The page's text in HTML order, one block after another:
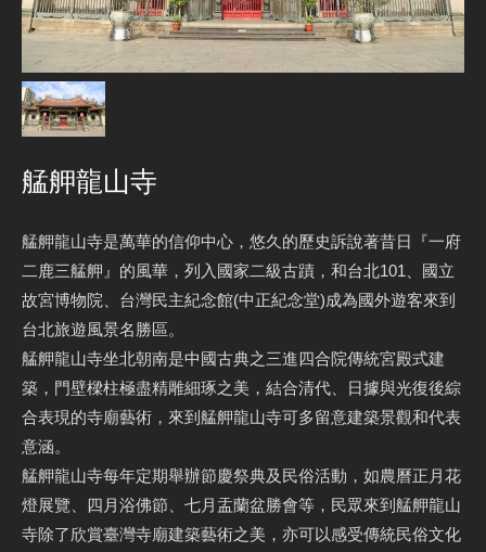
艋舺龍山寺
艋舺龍山寺是萬華的信仰中心，悠久的歷史訴說著昔日『一府
二鹿三艋舺』的風華，列入國家二級古蹟，和台北101、國立
故宮博物院、台灣民主紀念館(中正紀念堂)成為國外遊客來到
台北旅遊風景名勝區。
艋舺龍山寺坐北朝南是中國古典之三進四合院傳統宮殿式建
築，門壁樑柱極盡精雕細琢之美，結合清代、日據與光復後綜
合表現的寺廟藝術，來到艋舺龍山寺可多留意建築景觀和代表
意涵。
艋舺龍山寺每年定期舉辦節慶祭典及民俗活動，如農曆正月花
燈展覽、四月浴佛節、七月盂蘭盆勝會等，民眾來到艋舺龍山
寺除了欣賞臺灣寺廟建築藝術之美，亦可以感受傳統民俗文化